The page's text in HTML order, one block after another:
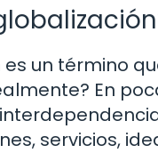
es un término
En
servicios,